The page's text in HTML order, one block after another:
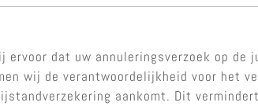
ervoor dat uw annuleringsverzoek op de
wij de verantwoordelijkheid voor het
aankomt. Dit